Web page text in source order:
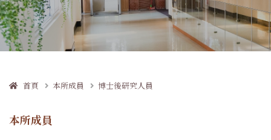
首頁 本所成員 博士後研究人員
本所成員